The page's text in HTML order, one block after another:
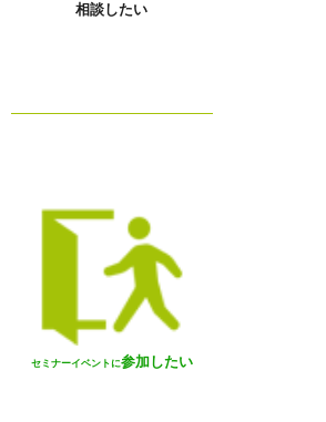
相談したい
セミナーイベントに参加したい